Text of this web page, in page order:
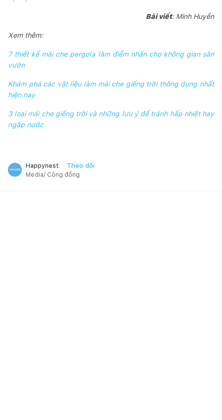
Bài viết: Minh Huyền
Xem thêm:
7 thiết kế mái che pergola làm điểm nhấn cho không gian sân
vườn
Khám phá các vật liệu làm mái che giếng trời thông dụng nhất
hiện nay
3 loại mái che giếng trời và những lưu ý để tránh hấp nhiệt hay
ngập nước
Happynest Theo dõi
Media/ Cộng đồng